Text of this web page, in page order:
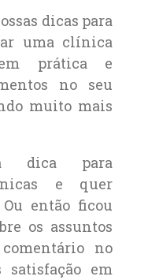
dicas para
uma clínica
em prática e
no seu
muito mais
dica para
e quer
então ficou
os assuntos
no
satisfação em